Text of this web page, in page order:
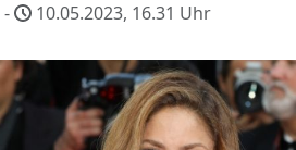
10.05.2023, 16.31 Uhr